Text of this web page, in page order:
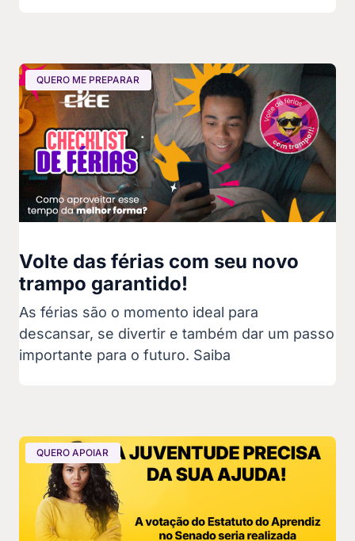
QUERO ME PREPARAR
Volte das férias com seu novo
trampo garantido!
As férias são o momento ideal para
descansar, se divertir e também dar um passo
importante para o futuro. Saiba
QUERO APOIAR